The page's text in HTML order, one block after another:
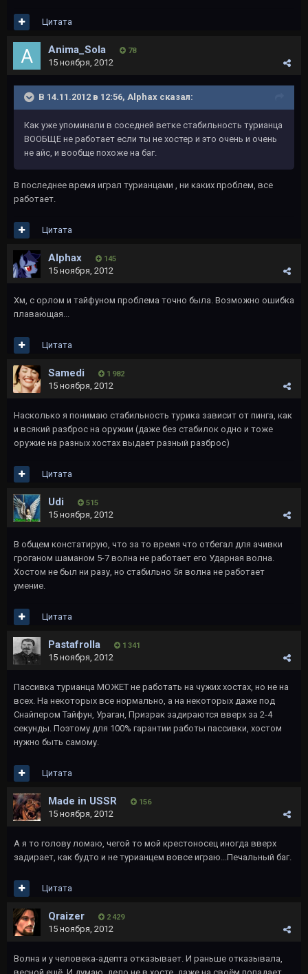
Цитата
Anima_Sola 78
15 ноября, 2012
В 14.11.2012 в 12:56, Alphax сказал:
Как уже упоминали в соседней ветке стабильность турианца
ВООБЩЕ не работает если ты не хостер и это очень и очень
не айс, и вообще похоже на баг.
В последнее время играл турианцами , ни каких проблем, все
работает.
Цитата
Alphax 145
15 ноября, 2012
Хм, с орлом и тайфуном проблема точно была. Возможно ошибка
плавающая...
Цитата
Samedi 1 982
15 ноября, 2012
Насколько я понимаю стабильность турика зависит от пинга, как
и всякий разброс на оружии (даже без стабилок одно и тоже
оружие на разных хостах выдает разный разброс)
Цитата
Udi 515
15 ноября, 2012
В общем констатирую, что за то время что отбегал для ачивки
гроганом шаманом 5-7 волна не работает его Ударная волна.
Хостом не был ни разу, но стабильно 5я волна не работает
умение.
Цитата
Pastafrolla 1 341
15 ноября, 2012
Пассивка турианца МОЖЕТ не работать на чужих хостах, но не на
всех. На некоторых все нормально, а на некоторых даже под
Снайпером Тайфун, Ураган, Призрак задираются вверх за 2-4
секунды. Поэтому для 100% гарантии работы пассивки, хостом
нужно быть самому.
Цитата
Made in USSR 156
15 ноября, 2012
А я то голову ломаю, чегой то мой крестоносец иногда вверх
задирает, как будто и не турианцем вовсе играю...Печальный баг.
Цитата
Qraizer 2 429
15 ноября, 2012
Волна и у человека-адепта отказывает. И раньше отказывала,